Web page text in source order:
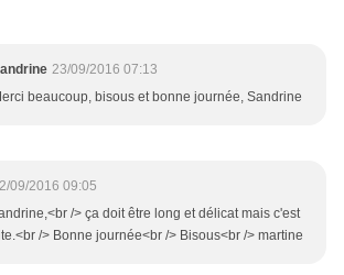
23/09/2016 07:13
beaucoup, bisous et bonne journée, Sandrine
09/2016 09:05
/> ça doit être long et délicat mais c'est
/> Bonne journée<br /> Bisous<br /> martine